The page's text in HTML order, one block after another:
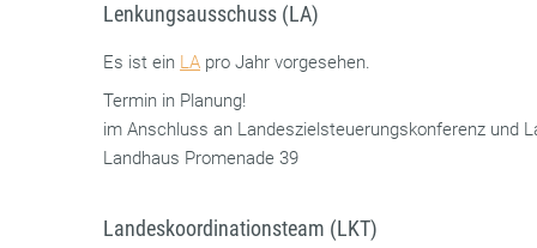
Lenkungsausschuss (LA)
Es ist ein LA pro Jahr vorgesehen.
Termin in Planung!
im Anschluss an Landeszielsteuerungskonferenz und
Landhaus Promenade 39
Landeskoordinationsteam (LKT)